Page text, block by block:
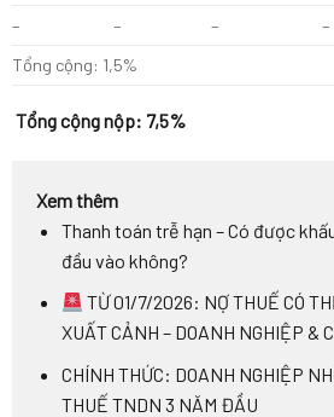
–
– – –
Tổng cộng: 1,5%
Tổng cộng nộp: 7,5%
Xem thêm
Thanh toán trễ hạn – Có được
đầu vào không?
TỪ 01/7/2026: NỢ THUẾ CÓ
XUẤT CẢNH – DOANH NGHIỆP &
CHÍNH THỨC: DOANH NGHIỆP
THUẾ TNDN 3 NĂM ĐẦU